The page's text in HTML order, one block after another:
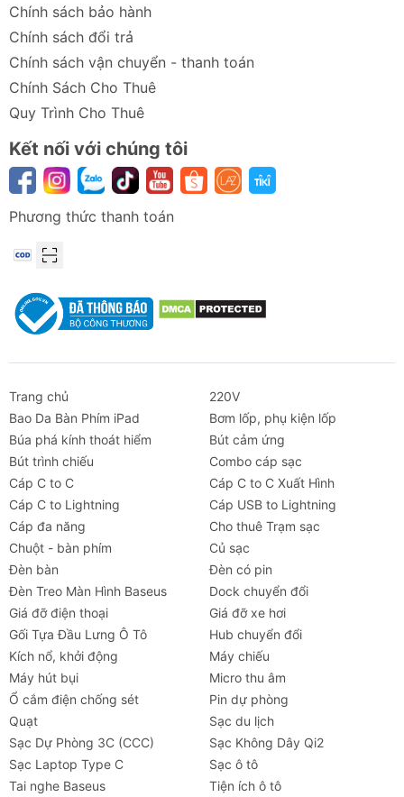
Chính sách bảo hành
Chính sách đổi trả
Chính sách vận chuyển - thanh toán
Chính Sách Cho Thuê
Quy Trình Cho Thuê
Kết nối với chúng tôi
Phương thức thanh toán
Trang chủ
220V
Bao Da Bàn Phím iPad
Bơm lốp, phụ kiện lốp
Búa phá kính thoát hiểm
Bút cảm ứng
Bút trình chiếu
Combo cáp sạc
Cáp C to C
Cáp C to C Xuất Hình
Cáp C to Lightning
Cáp USB to Lightning
Cáp đa năng
Cho thuê Trạm sạc
Chuột - bàn phím
Củ sạc
Đèn bàn
Đèn có pin
Đèn Treo Màn Hình Baseus
Dock chuyển đổi
Giá đỡ điện thoại
Giá đỡ xe hơi
Gối Tựa Đầu Lưng Ô Tô
Hub chuyển đổi
Kích nổ, khởi động
Máy chiếu
Máy hút bụi
Micro thu âm
Ổ cắm điện chống sét
Pin dự phòng
Quạt
Sạc du lịch
Sạc Dự Phòng 3C (CCC)
Sạc Không Dây Qi2
Sạc Laptop Type C
Sạc ô tô
Tai nghe Baseus
Tiện ích ô tô